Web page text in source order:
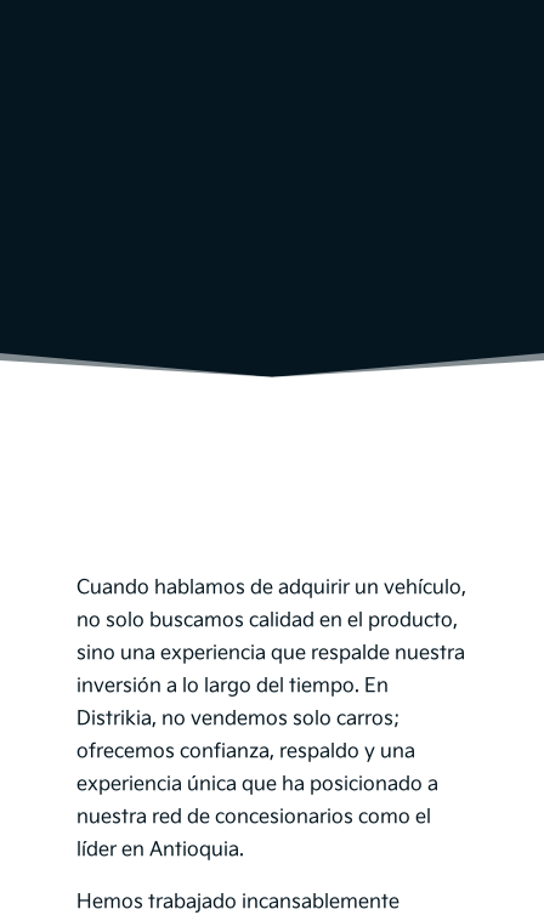
Cuando hablamos de adquirir un vehículo,
no solo buscamos calidad en el producto,
sino una experiencia que respalde nuestra
inversión a lo largo del tiempo. En
Distrikia, no vendemos solo carros;
ofrecemos confianza, respaldo y una
experiencia única que ha posicionado a
nuestra red de concesionarios como el
líder en Antioquia.
Hemos trabajado incansablemente